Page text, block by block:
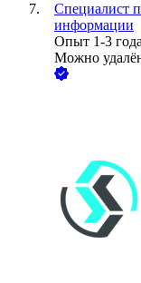
Специалист
информации
Опыт 1-3 года
Можно